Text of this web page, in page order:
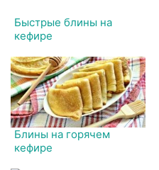
Быстрые блины на
кефире
Блины на горячем
кефире